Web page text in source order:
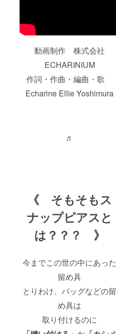
動画制作 株式会社
ECHARINIUM
作詞・作曲・編曲・歌
Echarine Ellie Yoshimura
♬
《 そもそもス
ナップピアスと
は？？？ 》
今までこの世の中にあった
留め具
とりわけ、バッグなどの留
め具は
取り付けるのに